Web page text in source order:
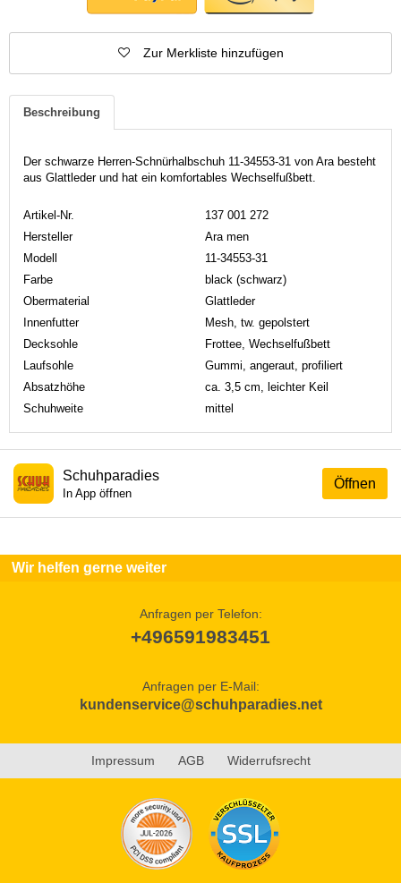
Zur Merkliste hinzufügen
Beschreibung
Der schwarze Herren-Schnürhalbschuh 11-34553-31 von Ara besteht
aus Glattleder und hat ein komfortables Wechselfußbett.
Artikel-Nr.
137 001 272
Hersteller
Ara men
Modell
11-34553-31
Farbe
black (schwarz)
Obermaterial
Glattleder
Innenfutter
Mesh, tw. gepolstert
Decksohle
Frottee, Wechselfußbett
Laufsohle
Gummi, angeraut, profiliert
Absatzhöhe
ca. 3,5 cm, leichter Keil
Schuhweite
mittel
Öffnen
Schuhparadies
In App öffnen
Wir helfen gerne weiter
Anfragen per Telefon:
+496591983451
Anfragen per E-Mail:
kundenservice@schuhparadies.net
Impressum AGB Widerrufsrecht